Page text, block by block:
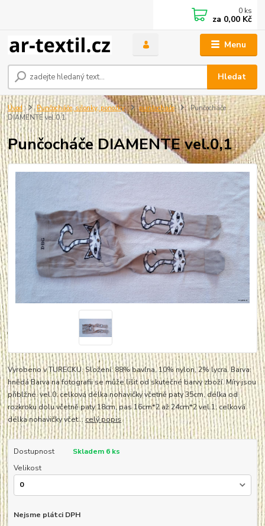
Menu
Hledat
0 ks
za 0,00 Kč
Úvod Punčocháče, silonky, ponožky punčochače
Punčocháče
DIAMENTE vel.0,1
Punčocháče DIAMENTE vel.0,1
Vyrobeno v TURECKU. Složení: 88% bavlna, 10% nylon, 2% lycra. Barva:
hnědá Barva na fotografii se může lišit od skutečné barvy zboží. Míry jsou
přiblžné. vel.0: celková délka nohavičky včetně paty 35cm, délka od
rozkroku dolu včetně paty 18cm, pas 16cm*2 až 24cm*2 vel.1: celková
délka nohavičky včet...celý popis
Dostupnost
Skladem 6 ks
Velikost
Nejsme plátci DPH